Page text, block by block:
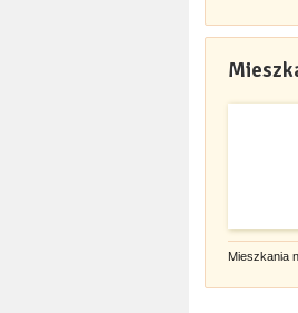
Mieszkania